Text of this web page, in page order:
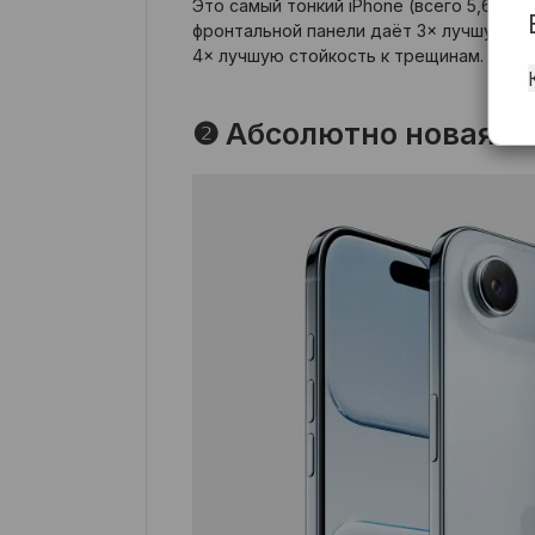
Это самый тонкий iPhone (всего 5,6 мм)
фронтальной панели даёт 3× лучшую
4× лучшую стойкость к трещинам.
❷ Абсолютно новая